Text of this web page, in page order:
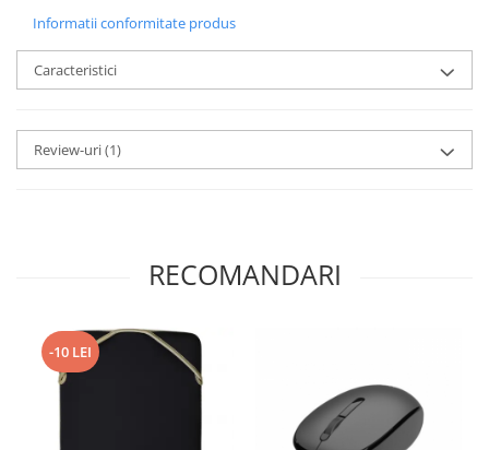
Informatii conformitate produs
Caracteristici
Review-uri(1)
RECOMANDARI
-10 LEI